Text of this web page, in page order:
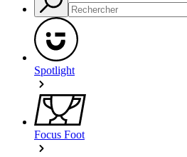
Spotlight
Focus Foot